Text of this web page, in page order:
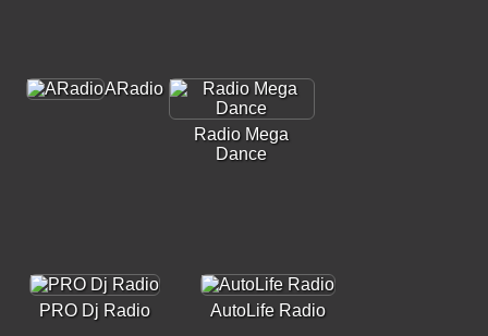
ARadio
Radio Mega
Dance
PRO Dj Radio AutoLife Radio